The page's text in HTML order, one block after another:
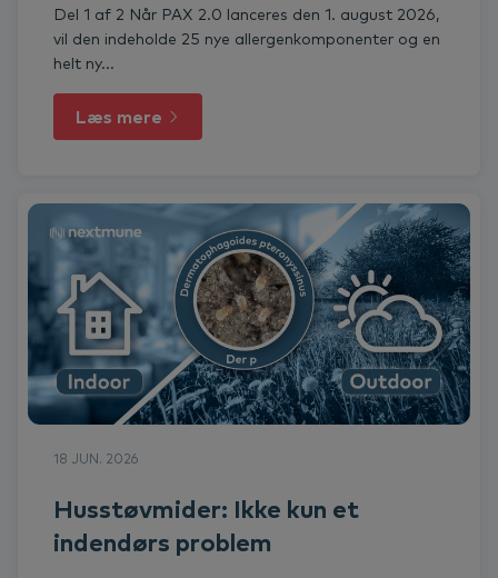
Del 1 af 2 Når PAX 2.0 lanceres den 1. august 2026,
vil den indeholde 25 nye allergenkomponenter og en
helt ny...
Læs mere
18 JUN. 2026
Husstøvmider: Ikke kun et
indendørs problem